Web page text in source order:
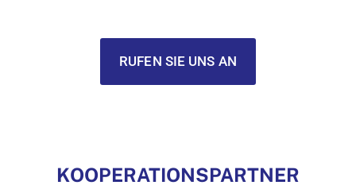
RUFEN SIE UNS AN
KOOPERATIONSPARTNER